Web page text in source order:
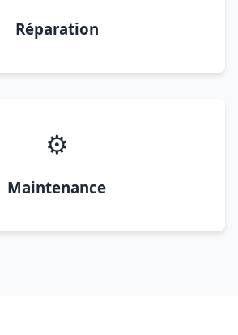
Réparation
⚙️
Maintenance